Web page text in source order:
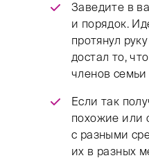
Заведите в
и порядок.
протянул
достал то,
членов
Если так
похожие или
с разными
их в разных